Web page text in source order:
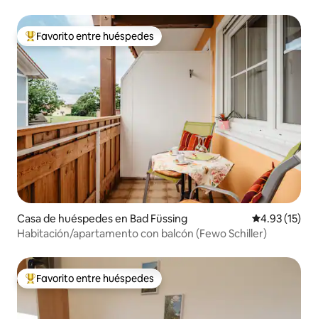
Favorito entre huéspedes preferido
Favorito entre huéspedes
Casa de huéspedes en Bad Füssing Calificación
4.93 (15)
Habitación/apartamento con balcón (Fewo Schiller)
Favorito entre huéspedes preferido
Favorito entre huéspedes